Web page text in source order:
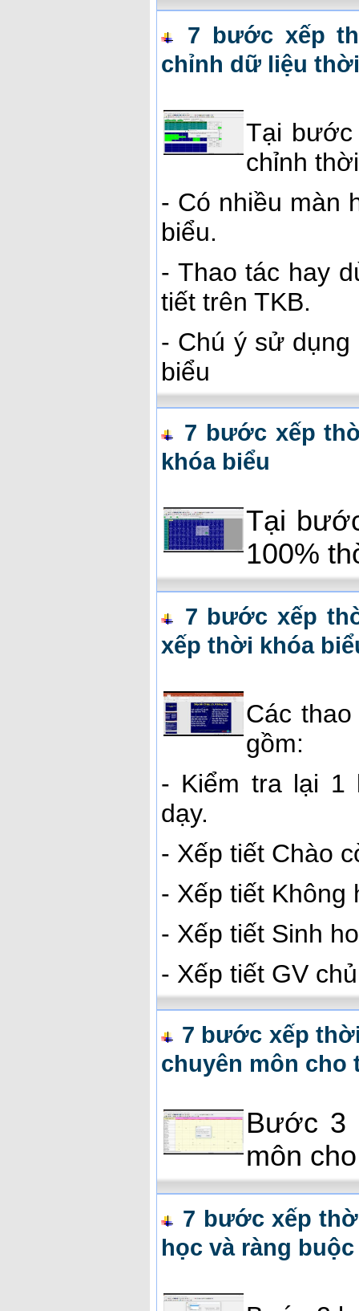
7 bước xếp
chỉnh dữ liệu
Tại
chỉnh
- Có nhiều màn
biểu.
- Thao tác hay
tiết trên TKB.
- Chú ý sử
biểu
7 bước xếp
khóa biểu
Tại
100%
7 bước xếp
xếp thời khóa
Các
gồm:
- Kiểm tra lại 1
dạy.
- Xếp tiết Chào
- Xếp tiết Không
- Xếp tiết Sinh
- Xếp tiết GV
7 bước xếp
chuyên môn cho
Bước 3
môn
7 bước xếp
học và ràng